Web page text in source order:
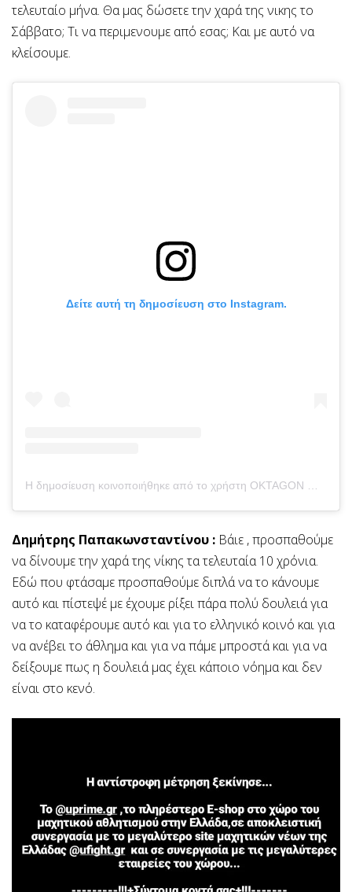
τελευταίο μήνα. Θα μας δώσετε την χαρά της νικης το
Σάββατο; Τι να περιμενουμε από εσας; Και με αυτό να
κλείσουμε.
Δείτε αυτή τη δημοσίευση στο Instagram.
Δημήτρης Παπακωνσταντίνου : Βάιε , προσπαθούμε
να δίνουμε την χαρά της νίκης τα τελευταία 10 χρόνια.
Εδώ που φτάσαμε προσπαθούμε διπλά να το κάνουμε
αυτό και πίστεψέ με έχουμε ρίξει πάρα πολύ δουλειά για
να το καταφέρουμε αυτό και για το ελληνικό κοινό και για
να ανέβει το άθλημα και για να πάμε μπροστά και για να
δείξουμε πως η δουλειά μας έχει κάποιο νόημα και δεν
είναι στο κενό.